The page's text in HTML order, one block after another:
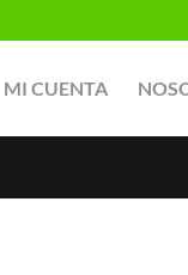
MI CUENTA